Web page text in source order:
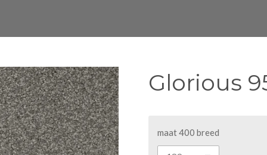
Glorious
maat 400 breed